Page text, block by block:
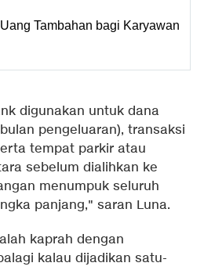
Tambahan bagi Karyawan
digunakan untuk dana
pengeluaran), transaksi
tempat parkir atau
sebelum dialihkan ke
menumpuk seluruh
panjang," saran Luna.
kaprah dengan
kalau dijadikan satu-